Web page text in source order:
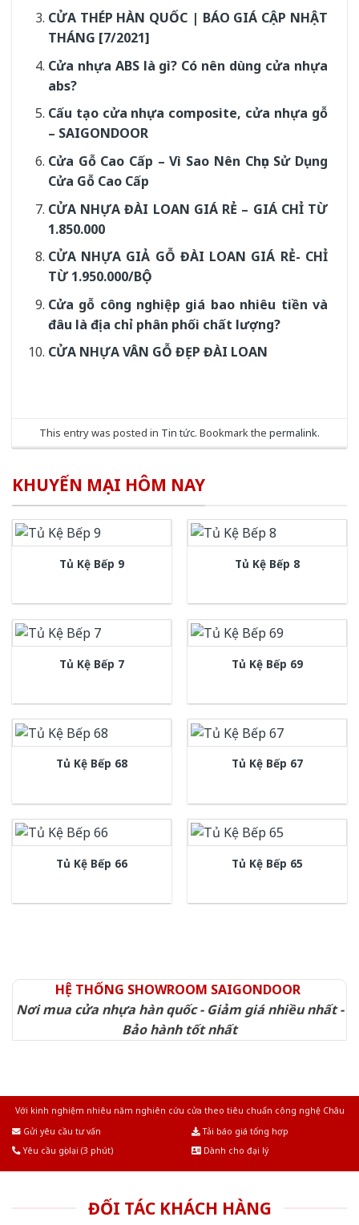
CỬA THÉP HÀN QUỐC | BÁO GIÁ CẬP NHẬT
THÁNG [7/2021]
Cửa nhựa ABS là gì? Có nên dùng cửa nhựa
abs?
Cấu tạo cửa nhựa composite, cửa nhựa gỗ
– SAIGONDOOR
Cửa Gỗ Cao Cấp – Vì Sao Nên Chọn Sử Dụng
Cửa Gỗ Cao Cấp
CỬA NHỰA ĐÀI LOAN GIÁ RẺ – GIÁ CHỈ TỪ
1.850.000
CỬA NHỰA GIẢ GỖ ĐÀI LOAN GIÁ RẺ- CHỈ
TỪ 1.950.000/BỘ
Cửa gỗ công nghiệp giá bao nhiêu tiền và
đâu là địa chỉ phân phối chất lượng?
CỬA NHỰA VÂN GỖ ĐẸP ĐÀI LOAN
This entry was posted in Tin tức. Bookmark the permalink.
KHUYẾN MẠI HÔM NAY
Tủ Kệ Bếp 9 Tủ Kệ Bếp 8
Tủ Kệ Bếp 7 Tủ Kệ Bếp 69
Tủ Kệ Bếp 68 Tủ Kệ Bếp 67
Tủ Kệ Bếp 66 Tủ Kệ Bếp 65
HỆ THỐNG SHOWROOM SAIGONDOOR
Nơi mua cửa nhựa hàn quốc - Giảm giá nhiều nhất -
Bảo hành tốt nhất
Với kinh nghiệm nhiêu năm nghiên cứu cửa theo tiêu chuẩn công nghệ Châu
Gửi yêu cầu tư vấn
Tải báo giá tổng hợp
Yêu cầu gọi lại (3 phút)
Dành cho đại lý
ĐỐI TÁC KHÁCH HÀNG